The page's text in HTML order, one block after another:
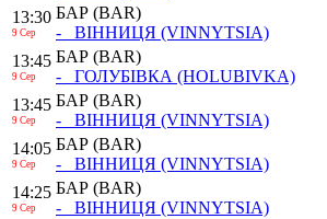
13:30
9 Сер
БАР (BAR)
- ВІННИЦЯ (VINNYTSIA)
13:45
9 Сер
БАР (BAR)
- ГОЛУБІВКА (HOLUBIVKA)
13:45
9 Сер
БАР (BAR)
- ВІННИЦЯ (VINNYTSIA)
14:05
9 Сер
БАР (BAR)
- ВІННИЦЯ (VINNYTSIA)
14:25
9 Сер
БАР (BAR)
- ВІННИЦЯ (VINNYTSIA)